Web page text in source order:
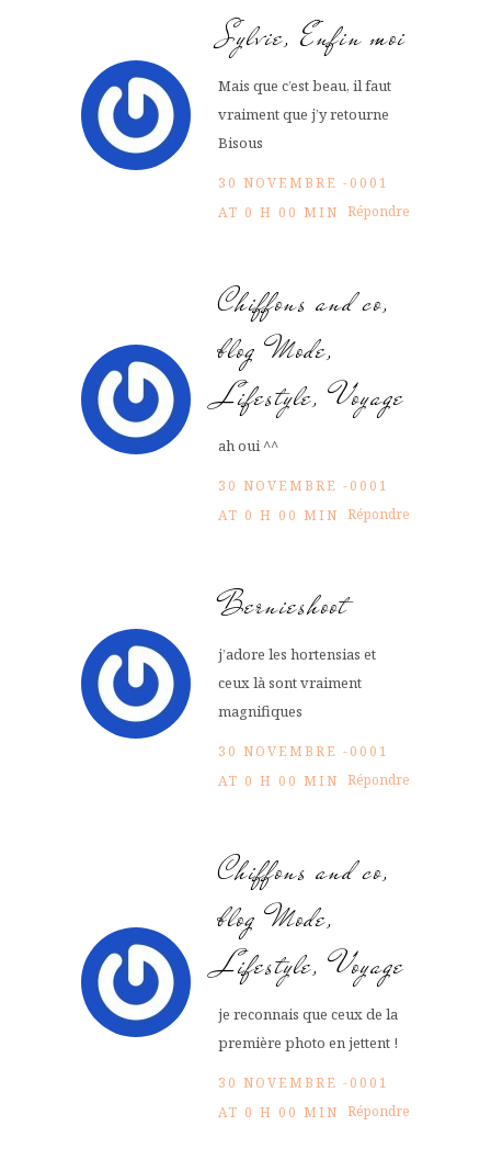
Sylvie, Enfin moi
Mais que c’est beau, il faut
vraiment que j’y retourne
Bisous
30 NOVEMBRE -0001
AT 0 H 00 MIN Répondre
Chiffons and co,
blog Mode,
Lifestyle, Voyage
ah oui ^^
30 NOVEMBRE -0001
AT 0 H 00 MIN Répondre
Bernieshoot
j’adore les hortensias et
ceux là sont vraiment
magnifiques
30 NOVEMBRE -0001
AT 0 H 00 MIN Répondre
Chiffons and co,
blog Mode,
Lifestyle, Voyage
je reconnais que ceux de la
première photo en jettent !
30 NOVEMBRE -0001
AT 0 H 00 MIN Répondre